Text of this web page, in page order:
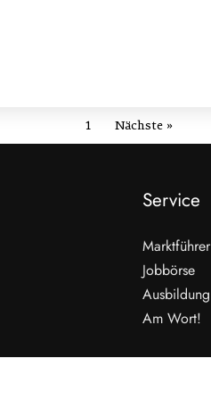
1 Nächste »
Service
Marktführer
Jobbörse
Ausbildung
Am Wort!